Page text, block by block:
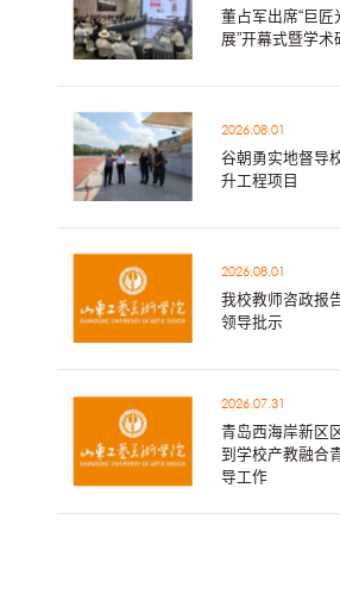
董占军出席“巨
展”开幕式暨学术
2026.08.01
谷朝勇实地督导
升工程项目
2026.08.01
我校教师咨政报
领导批示
2026.07.31
青岛西海岸新区
到学校产教融合
导工作